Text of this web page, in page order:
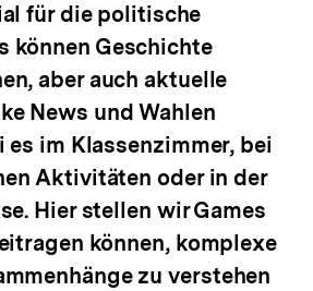
für die politische
können Geschichte
aber auch aktuelle
News und Wahlen
es im Klassenzimmer, bei
Aktivitäten oder in der
Hier stellen wir Games
können, komplexe
zu verstehen